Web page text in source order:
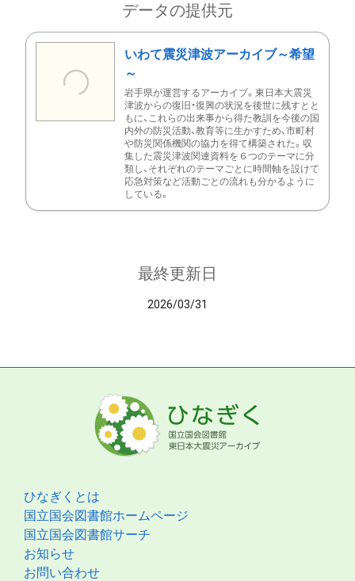
データの提供元
いわて震災津波アーカイブ～希望
～
岩手県が運営するアーカイブ。東日本大震災
津波からの復旧・復興の状況を後世に残すとと
もに、これらの出来事から得た教訓を今後の国
内外の防災活動、教育等に生かすため、市町村
や防災関係機関の協力を得て構築された。収
集した震災津波関連資料を６つのテーマに分
類し、それぞれのテーマごとに時間軸を設けて
応急対策など活動ごとの流れも分かるように
している。
最終更新日
2026/03/31
ひなぎくとは
国立国会図書館ホームページ
国立国会図書館サーチ
お知らせ
お問い合わせ